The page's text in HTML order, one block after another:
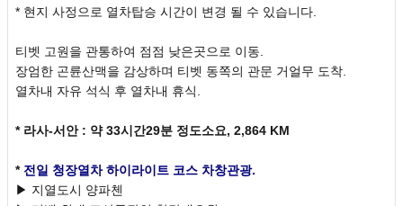
* 현지 사정으로 열차탑승 시간이 변경 될 수 있습니다.
티벳 고원을 관통하여 점점 낮은곳으로 이동.
장엄한 곤륜산맥을 감상하며 티벳 동쪽의 관문 거얼무 도착.
열차내 자유 석식 후 열차내 휴식.
* 라사-서안 : 약 33시간29분 정도소요, 2,864 KM
* 전일 청장열차 하이라이트 코스 차창관광.
▶ 지열도시 양파첸